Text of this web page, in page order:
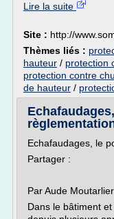
Lire la suite
Site : http://
Thèmes liés :
hauteur / protection
protection contre
de hauteur /
Echafaudages, le
Partager :
Par Aude
Dans le bâtiment